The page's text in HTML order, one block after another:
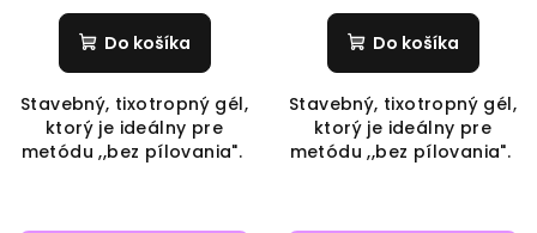
Do košíka
Stavebný, tixotropný gél,
ktorý je ideálny pre
metódu ,,bez pílovania".
Do košíka
Stavebný, tixotropný gél,
ktorý je ideálny pre
metódu ,,bez pílovania".